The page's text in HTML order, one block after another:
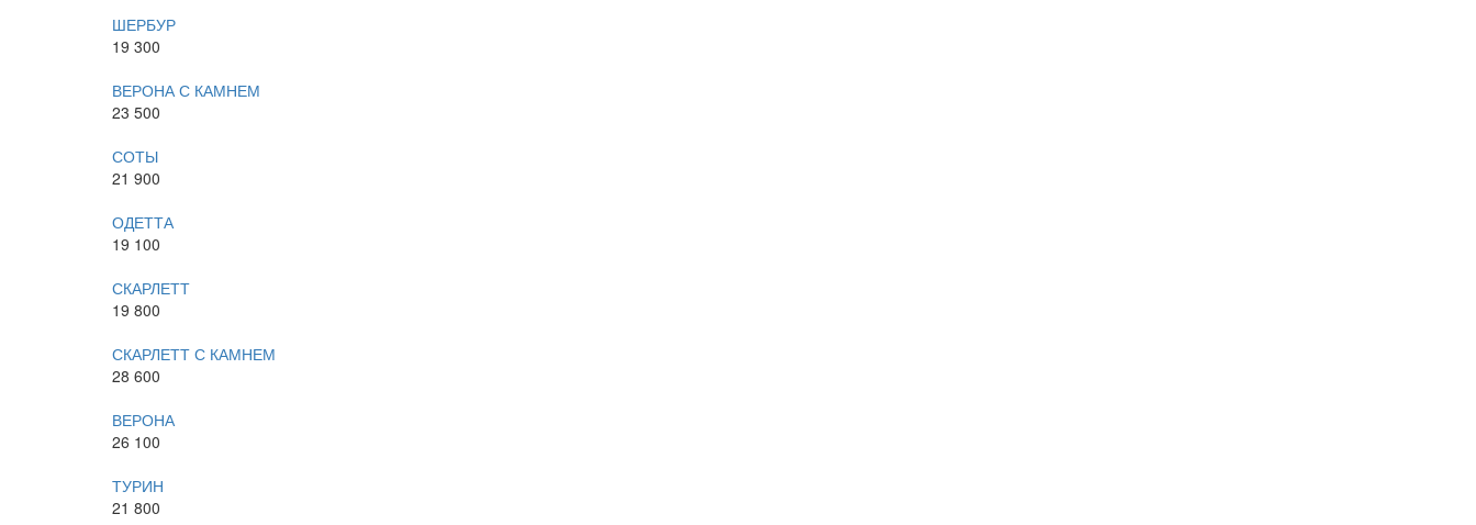
ШЕРБУР
19 300
ВЕРОНА С КАМНЕМ
23 500
СОТЫ
21 900
ОДЕТТА
19 100
СКАРЛЕТТ
19 800
СКАРЛЕТТ С КАМНЕМ
28 600
ВЕРОНА
26 100
ТУРИН
21 800